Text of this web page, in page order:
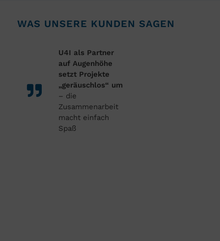
WAS UNSERE KUNDEN SAGEN
U4I als Partner
auf Augenhöhe
setzt Projekte
„geräuschlos“ um
– die
Zusammenarbeit
macht einfach
Spaß